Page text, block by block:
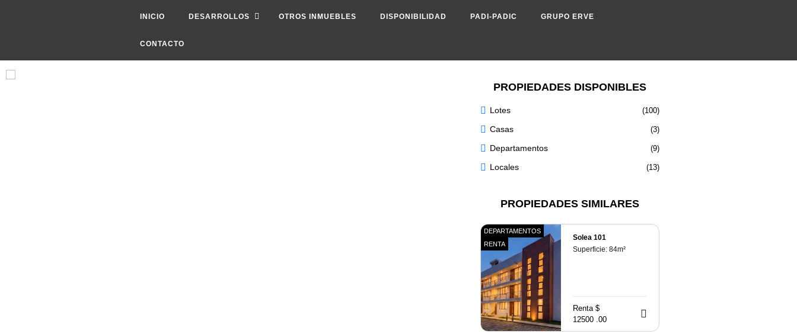
INICIO DESARROLLOS OTROS INMUEBLES DISPONIBILIDAD PADI-PADIC GRUPO ERVE
CONTACTO
PROPIEDADES DISPONIBLES
Lotes (100)
Casas (3)
Departamentos (9)
Locales (13)
PROPIEDADES SIMILARES
DEPARTAMENTOS
RENTA
Solea 101
Superficie: 84m²
Renta $
12500 .00